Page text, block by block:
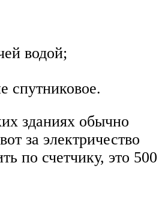
водой;
спутниковое.
зданиях обычно
за электричество
по счетчику, это 500